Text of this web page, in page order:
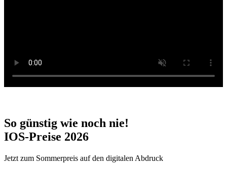
So günstig wie noch nie!
IOS-Preise 2026
Jetzt zum Sommerpreis auf den digitalen Abdruck